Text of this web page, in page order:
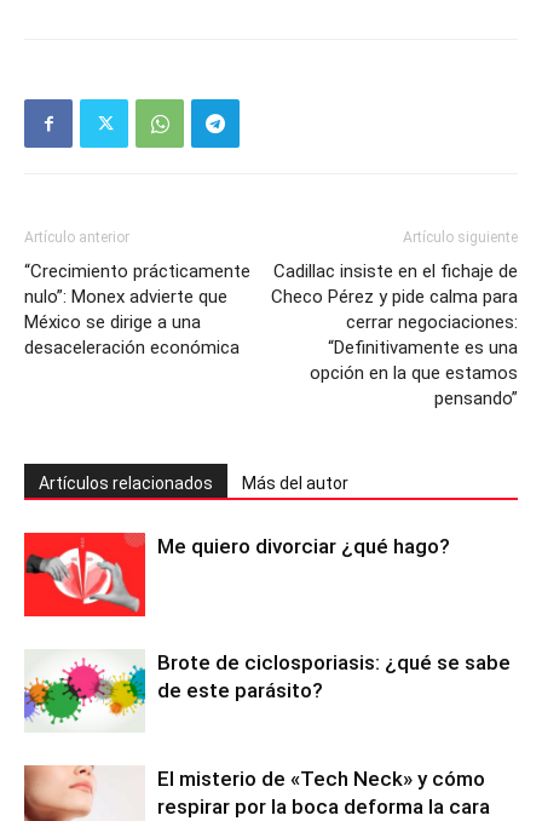
Artículo anterior
“Crecimiento prácticamente
nulo”: Monex advierte que
México se dirige a una
desaceleración económica
Artículo siguiente
Cadillac insiste en el fichaje de
Checo Pérez y pide calma para
cerrar negociaciones:
“Definitivamente es una
opción en la que estamos
pensando”
Artículos relacionados Más del autor
Me quiero divorciar ¿qué hago?
Brote de ciclosporiasis: ¿qué se sabe
de este parásito?
El misterio de «Tech Neck» y cómo
respirar por la boca deforma la cara